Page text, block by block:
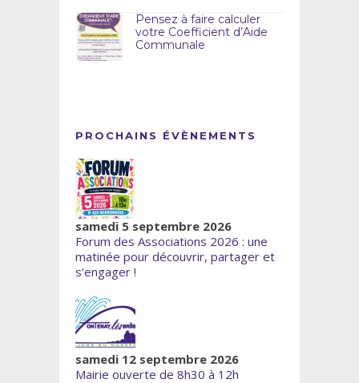
Pensez à faire calculer
votre Coefficient d’Aide
Communale
PROCHAINS ÉVÈNEMENTS
samedi 5 septembre 2026
Forum des Associations 2026 : une
matinée pour découvrir, partager et
s’engager !
samedi 12 septembre 2026
Mairie ouverte de 8h30 à 12h